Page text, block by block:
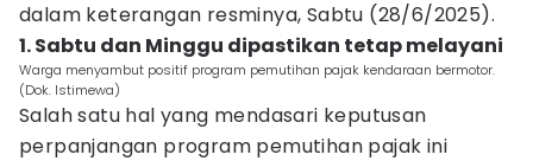
dalam keterangan resminya, Sabtu (28/6/2025).
1. Sabtu dan Minggu dipastikan tetap melayani
Warga menyambut positif program pemutihan pajak kendaraan bermotor.
(Dok. Istimewa)
Salah satu hal yang mendasari keputusan
perpanjangan program pemutihan pajak ini